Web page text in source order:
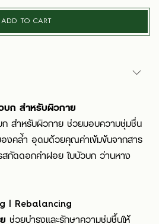
ADD TO CART
บก สำหรับผิวกาย
ก สำหรับผิวกาย ช่วยมอบความชุ่มชื่น
งคล้ำ อุดมด้วยคุณค่าเข้มข้นจากสาร
สกัดดอกคำฝอย ใบบัวบก ว่านหาง
| Rebalancing
ช่วยบำรุงและรักษาความชุ่มชื้นให้